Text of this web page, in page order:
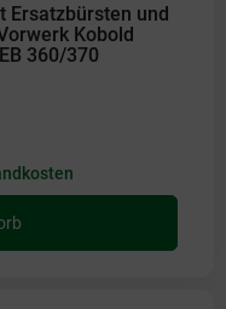
Ersatzbürsten und
Kobold
360/370